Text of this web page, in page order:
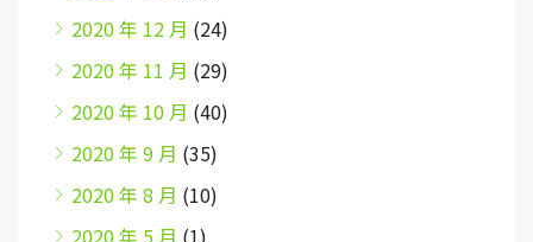
2020 年 12 月 (24)
2020 年 11 月 (29)
2020 年 10 月 (40)
2020 年 9 月 (35)
2020 年 8 月 (10)
2020 年 5 月 (1)